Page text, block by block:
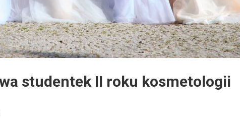
studentek II roku kosmetologii